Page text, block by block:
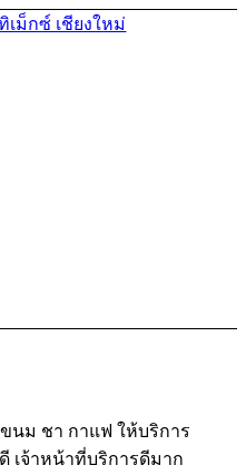
นม ชา กาแฟ ให้บริการ
เจ้าหน้าที่บริการดีมาก